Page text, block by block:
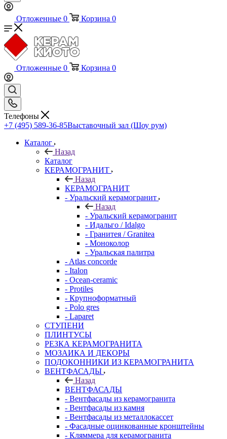
Отложенные 0 Корзина 0
Отложенные 0 Корзина 0
Телефоны
+7 (495) 589-36-85Выставочный зал (Шоу рум)
Каталог
Назад
Каталог
КЕРАМОГРАНИТ
Назад
КЕРАМОГРАНИТ
- Уральский керамогранит
Назад
- Уральский керамогранит
- Идальго / Idalgo
- Гранитея / Granitea
- Моноколор
- Уральская палитра
- Atlas concorde
- Italon
- Ocean-ceramic
- Protiles
- Крупноформатный
- Polo gres
- Laparet
СТУПЕНИ
ПЛИНТУСЫ
РЕЗКА КЕРАМОГРАНИТА
МОЗАИКА И ДЕКОРЫ
ПОДОКОННИКИ ИЗ КЕРАМОГРАНИТА
ВЕНТФАСАДЫ
Назад
ВЕНТФАСАДЫ
- Вентфасады из керамогранита
- Вентфасады из камня
- Вентфасады из металлокассет
- Фасадные оцинкованные кронштейны
- Кляммера для керамогранита